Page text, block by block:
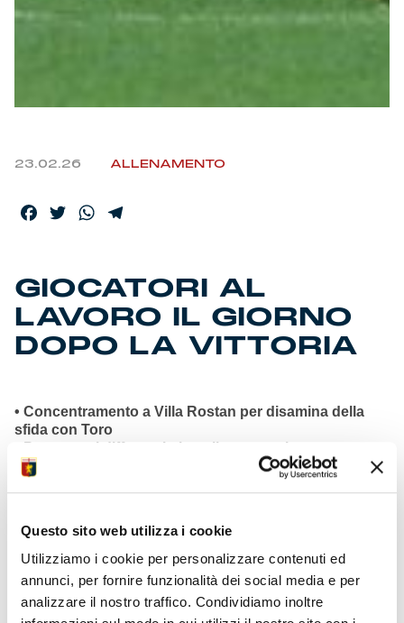
Questo sito web utilizza i cookie
Utilizziamo i cookie per personalizzare contenuti ed
annunci, per fornire funzionalità dei social media e per
analizzare il nostro traffico. Condividiamo inoltre
23.02.26 ALLENAMENTO
Facebook
TwitterWhatsApp
GIOCATORI AL
LAVORO IL GIORNO
DOPO LA VITTORIA
• Concentramento a Villa Rostan per disamina della
sfida con Toro
• Programmi differenziati per il gruppo al centro
sportivo Signorini
• Quattro giovani Under 20 convocati per partecipare
incontro con l’Inter
• Media punti di 1.31 con DDR nelle 16 partite sotto sua
gestione
• Quarto clean-sheet nelle ultime sette occasioni per
nostro team